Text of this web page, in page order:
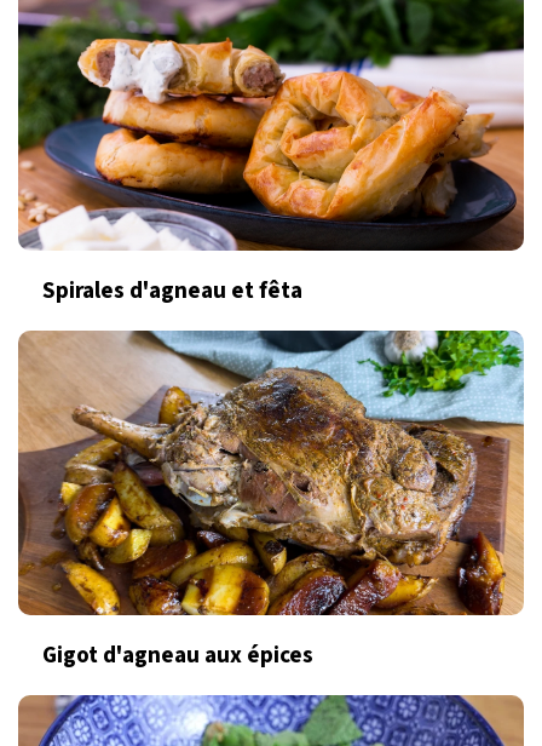
Spirales d'agneau et fêta
Gigot d'agneau aux épices